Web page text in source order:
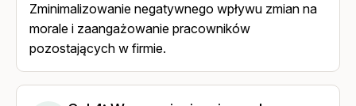
Zminimalizowanie negatywnego wpływu zmian na
morale i zaangażowanie pracowników
pozostających w firmie.